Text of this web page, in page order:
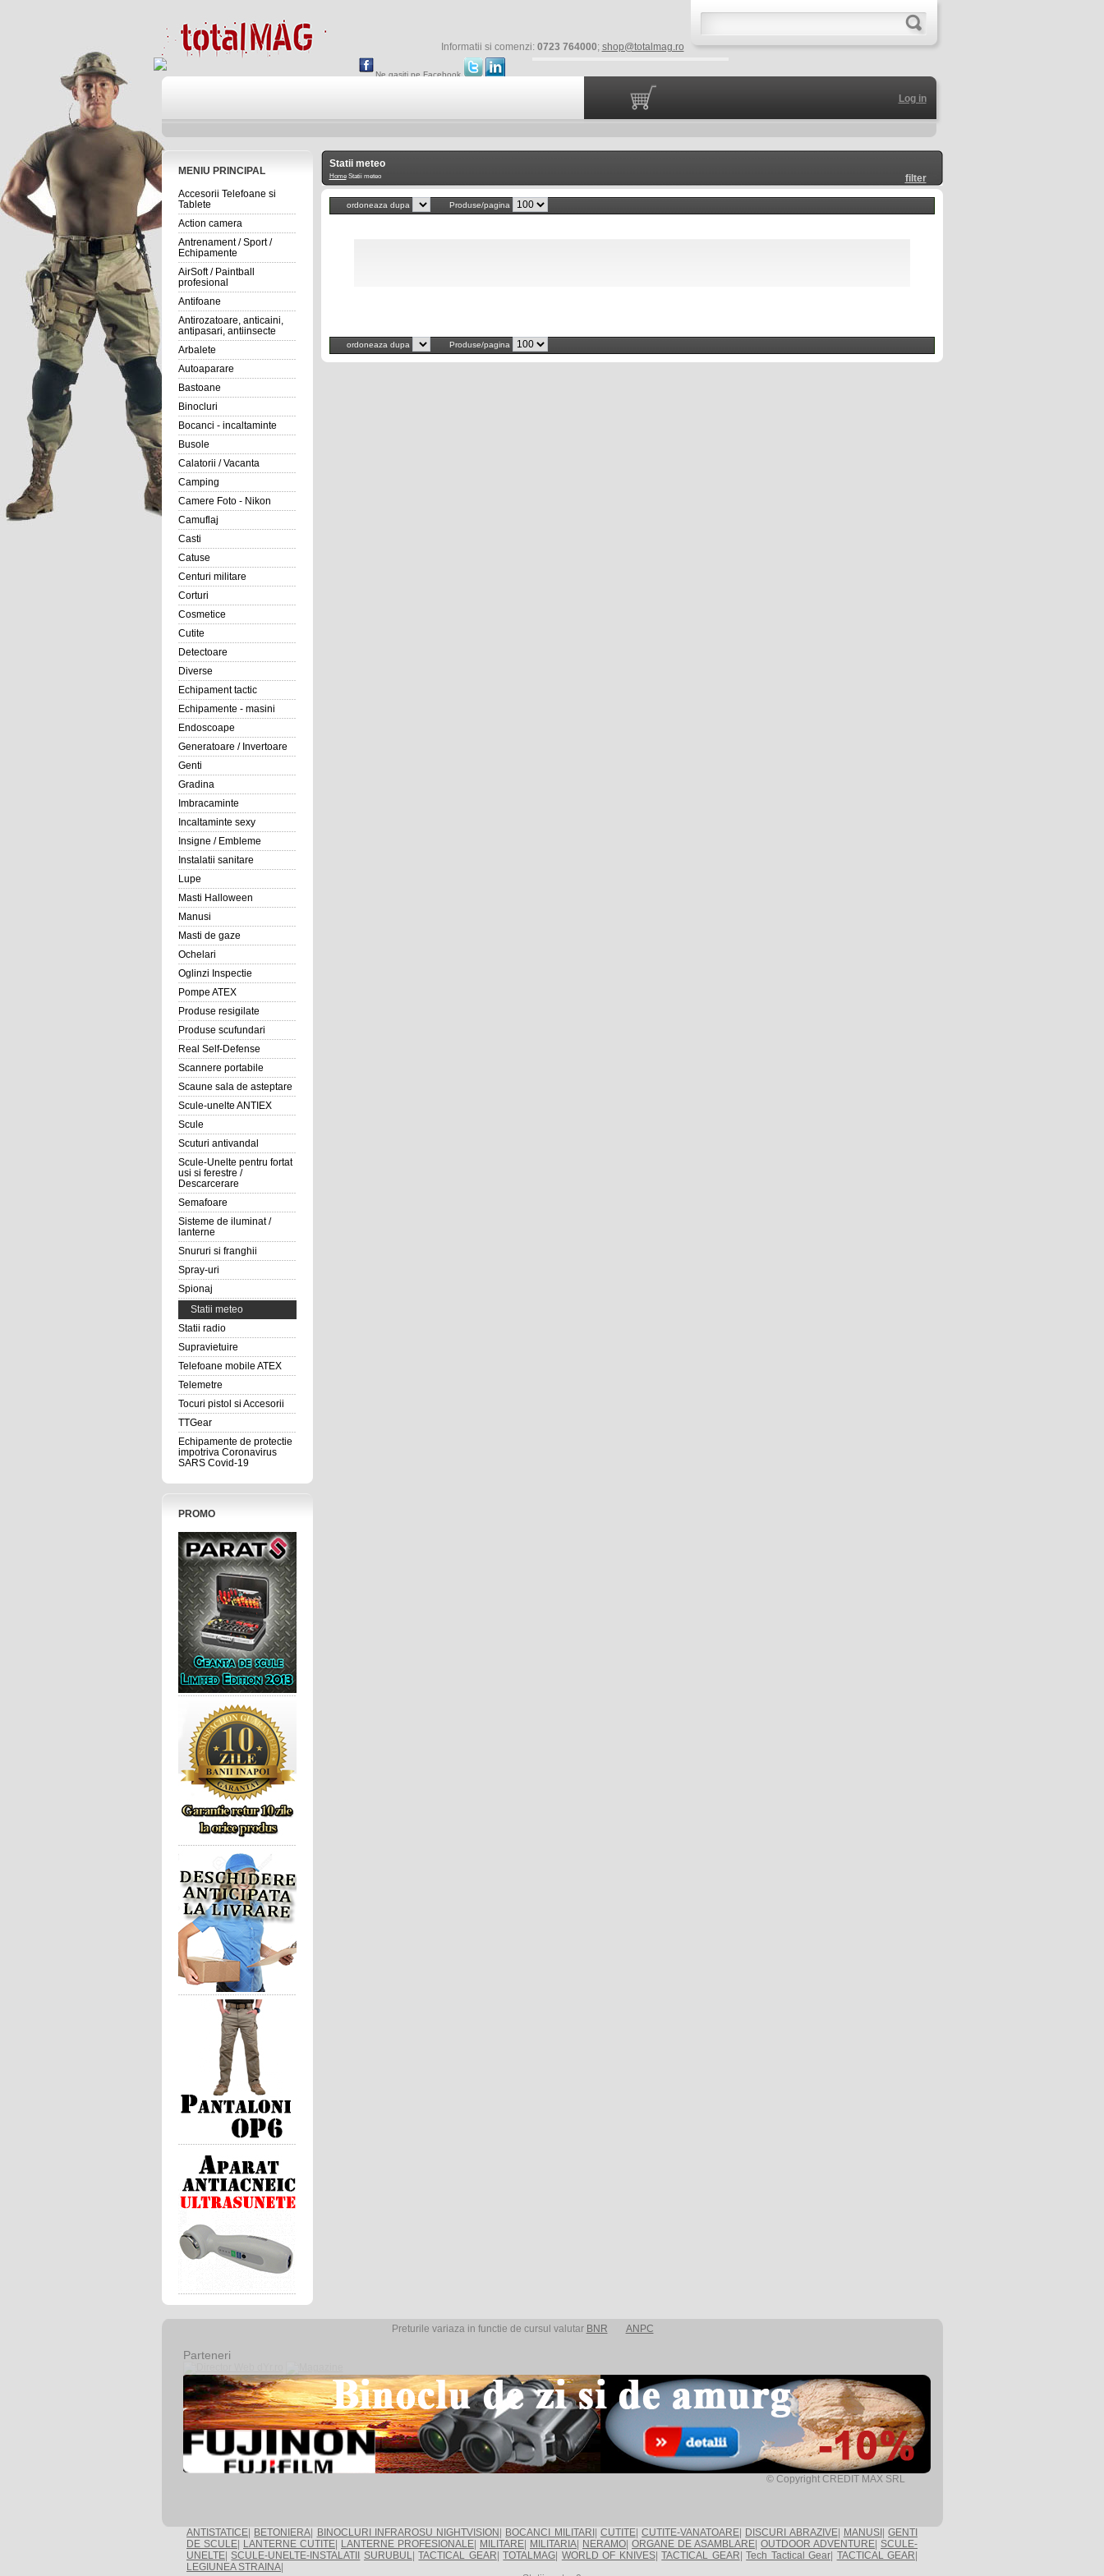
Informatii si comenzi: 0723 764000; shop@totalmag.ro
Ne gasiti pe Facebook
Log in
MENIU PRINCIPAL
Accesorii Telefoane si
Tablete
Action camera
Antrenament / Sport /
Echipamente
AirSoft / Paintball
profesional
Antifoane
Antirozatoare, anticaini,
antipasari, antiinsecte
Arbalete
Autoaparare
Bastoane
Binocluri
Bocanci - incaltaminte
Busole
Calatorii / Vacanta
Camping
Camere Foto - Nikon
Camuflaj
Casti
Catuse
Centuri militare
Corturi
Cosmetice
Cutite
Detectoare
Diverse
Echipament tactic
Echipamente - masini
Endoscoape
Generatoare / Invertoare
Genti
Gradina
Imbracaminte
Incaltaminte sexy
Insigne / Embleme
Instalatii sanitare
Lupe
Masti Halloween
Manusi
Masti de gaze
Ochelari
Oglinzi Inspectie
Pompe ATEX
Produse resigilate
Produse scufundari
Real Self-Defense
Scannere portabile
Scaune sala de asteptare
Scule-unelte ANTIEX
Scule
Scuturi antivandal
Scule-Unelte pentru fortat
usi si ferestre /
Descarcerare
Semafoare
Sisteme de iluminat /
lanterne
Snururi si franghii
Spray-uri
Spionaj
Statii meteo
Statii radio
Supravietuire
Telefoane mobile ATEX
Telemetre
Tocuri pistol si Accesorii
TTGear
Echipamente de protectie
impotriva Coronavirus
SARS Covid-19
PROMO
Statii meteo
filter
HomeStatii meteo
ordoneaza dupa Produse/pagina
ordoneaza dupa Produse/pagina
Preturile variaza in functie de cursul valutar BNR ANPC
Parteneri
© Copyright CREDIT MAX SRL
ANTISTATICE BETONIERA BINOCLURI INFRAROSU NIGHTVISION BOCANCI MILITARI CUTITE| CUTITE-VANATOARE DISCURI ABRAZIVE| MANUSI
GENTI
DE SCULE
LANTERNE CUTITE LANTERNE PROFESIONALE MILITARE MILITARIA NERAMO ORGANE DE ASAMBLARE OUTDOOR ADVENTURE SCULE-
UNELTE SCULE-UNELTE-INSTALATII SURUBUL|TACTICAL GEAR |TOTALMAG WORLD OF KNIVES|TACTICAL GEAR |Tech Tactical Gear TACTICAL GEAR
LEGIUNEA STRAINA